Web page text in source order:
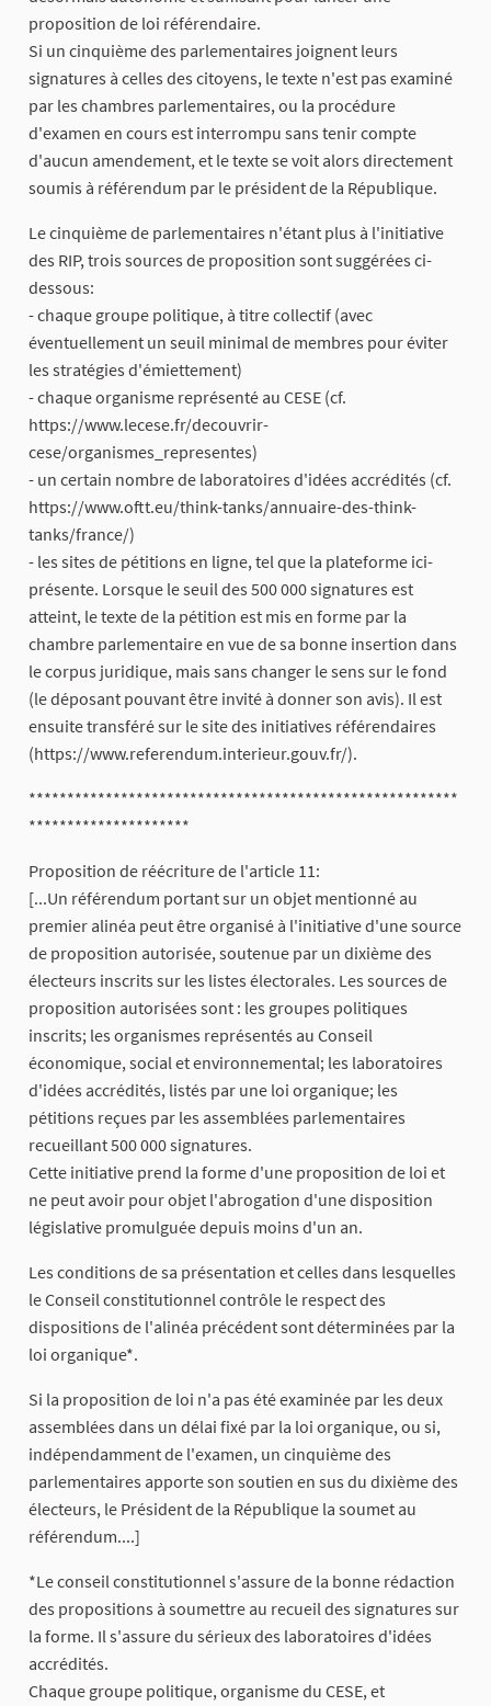
proposition de loi référendaire.
Si un cinquième des parlementaires joignent leurs
signatures à celles des citoyens, le texte n'est pas examiné
par les chambres parlementaires, ou la procédure
d'examen en cours est interrompu sans tenir compte
d'aucun amendement, et le texte se voit alors directement
soumis à référendum par le président de la République.
Le cinquième de parlementaires n'étant plus à l'initiative
des RIP, trois sources de proposition sont suggérées ci-
dessous:
- chaque groupe politique, à titre collectif (avec
éventuellement un seuil minimal de membres pour éviter
les stratégies d'émiettement)
- chaque organisme représenté au CESE (cf.
https://www.lecese.fr/decouvrir-
cese/organismes_representes)
- un certain nombre de laboratoires d'idées accrédités (cf.
https://www.oftt.eu/think-tanks/annuaire-des-think-
tanks/france/)
- les sites de pétitions en ligne, tel que la plateforme ici-
présente. Lorsque le seuil des 500 000 signatures est
atteint, le texte de la pétition est mis en forme par la
chambre parlementaire en vue de sa bonne insertion dans
le corpus juridique, mais sans changer le sens sur le fond
(le déposant pouvant être invité à donner son avis). Il est
ensuite transféré sur le site des initiatives référendaires
(https://www.referendum.interieur.gouv.fr/).
********************************************************
*********************
Proposition de réécriture de l'article 11:
[...Un référendum portant sur un objet mentionné au
premier alinéa peut être organisé à l'initiative d'une source
de proposition autorisée, soutenue par un dixième des
électeurs inscrits sur les listes électorales. Les sources de
proposition autorisées sont : les groupes politiques
inscrits; les organismes représentés au Conseil
économique, social et environnemental; les laboratoires
d'idées accrédités, listés par une loi organique; les
pétitions reçues par les assemblées parlementaires
recueillant 500 000 signatures.
Cette initiative prend la forme d'une proposition de loi et
ne peut avoir pour objet l'abrogation d'une disposition
législative promulguée depuis moins d'un an.
Les conditions de sa présentation et celles dans lesquelles
le Conseil constitutionnel contrôle le respect des
dispositions de l'alinéa précédent sont déterminées par la
loi organique*.
Si la proposition de loi n'a pas été examinée par les deux
assemblées dans un délai fixé par la loi organique, ou si,
indépendamment de l'examen, un cinquième des
parlementaires apporte son soutien en sus du dixième des
électeurs, le Président de la République la soumet au
référendum....]
*Le conseil constitutionnel s'assure de la bonne rédaction
des propositions à soumettre au recueil des signatures sur
la forme. Il s'assure du sérieux des laboratoires d'idées
accrédités.
Chaque groupe politique, organisme du CESE, et